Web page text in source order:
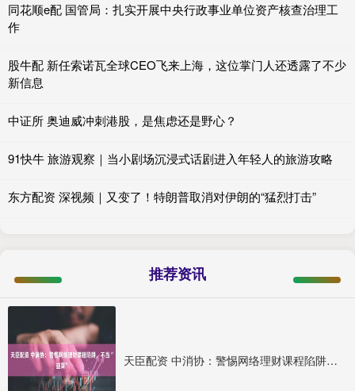
同花顺e配 国管局：扎实开展中央行政事业单位资产核查治理工
作
股牛配 新任索诺瓦全球CEO飞来上海，这位掌门人还透露了不少
新信息
中证所 奥迪威冲刺港股，是焦虑还是野心？
91快牛 旅游观察｜当小剧场沉浸式话剧进入年轻人的旅游攻略
东方配资 深视频｜又变了！特朗普取消对伊朗的“猛烈打击”
推荐资讯
天臣配资 中消协：警惕网络理财课程陷阱，不当“韭菜”